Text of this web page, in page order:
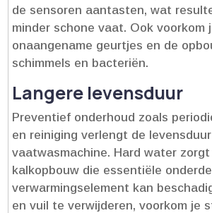
de sensoren aantasten, wat
minder schone vaat.​ Ook voorkom
onaangename geurtjes en de
schimmels en bacteriën.​
Langere levensduur
Preventief onderhoud zoals
en reiniging verlengt de
vaatwasmachine.​ Hard water
kalkopbouw die essentiële
verwarmingselement kan
en vuil te verwijderen, voorkom je